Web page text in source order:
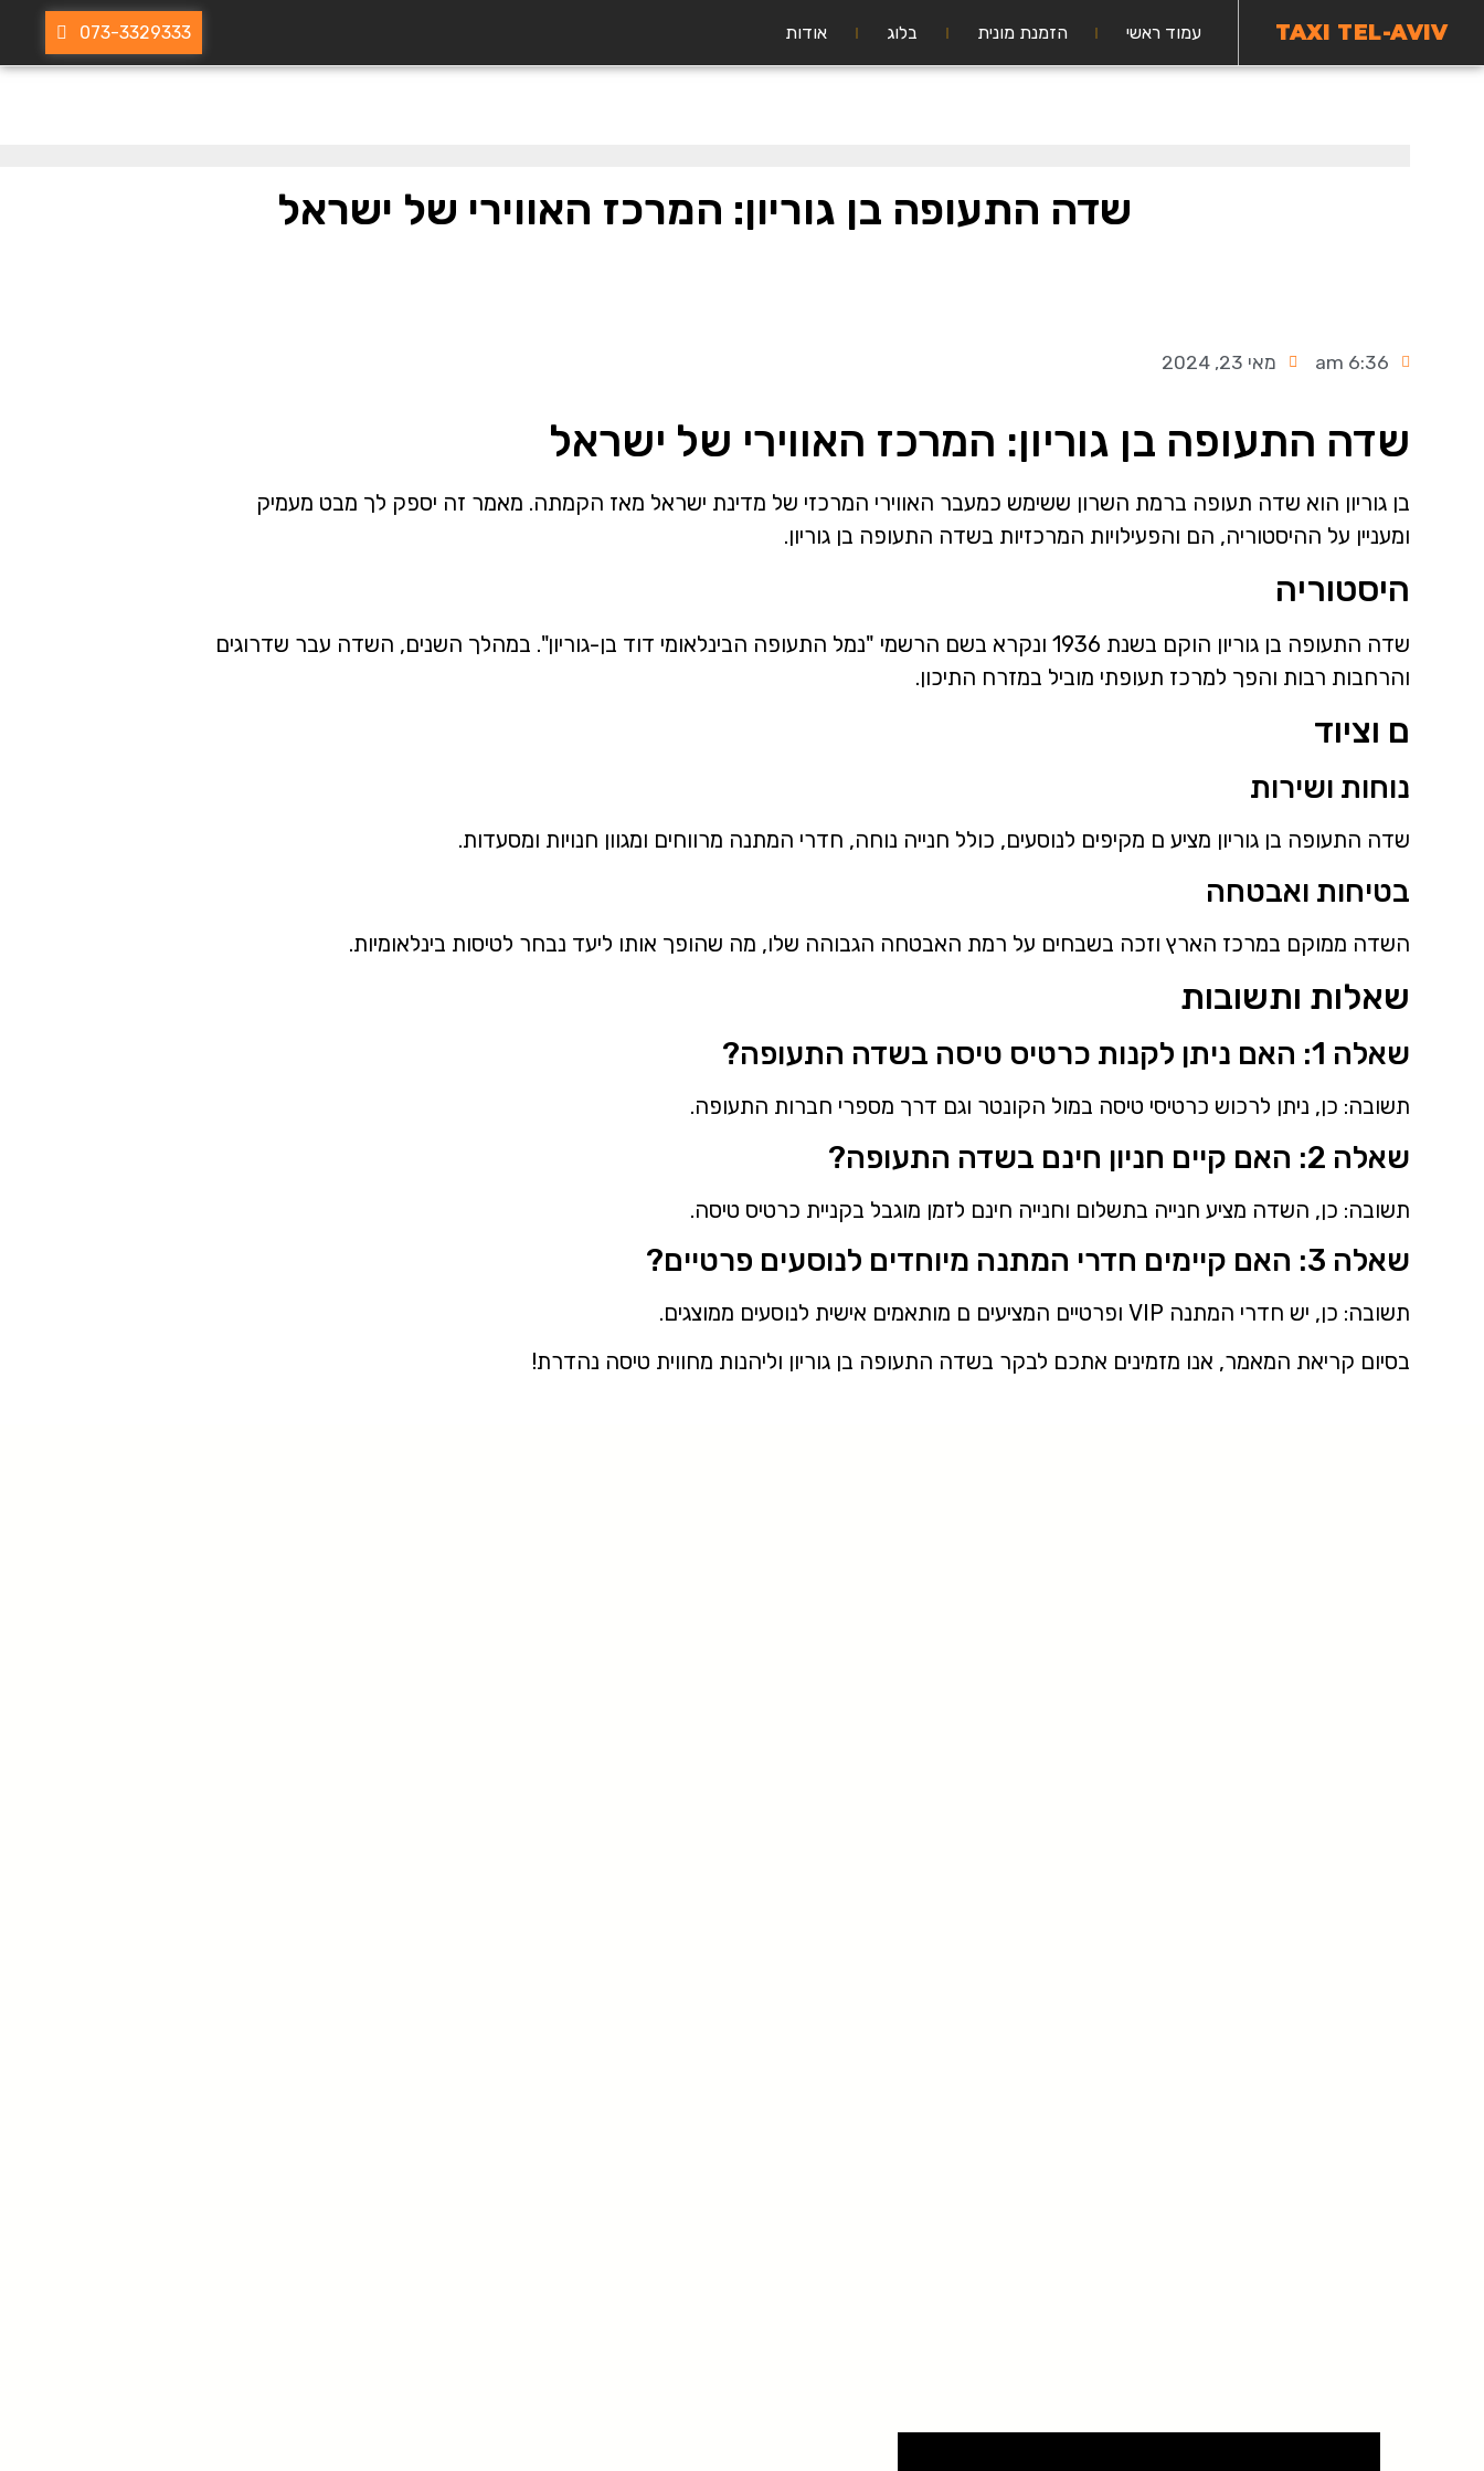
TAXI TEL-AVIV עמוד ראשי הזמנת מונית בלוג אודות 073-3329333
שדה התעופה בן גוריון: המרכז האווירי של ישראל
6:36 am מאי 23, 2024
שדה התעופה בן גוריון: המרכז האווירי של ישראל
בן גוריון הוא שדה תעופה ברמת השרון ששימש כמעבר האווירי המרכזי של מדינת ישראל מאז הקמתה. מאמר זה יספק לך מבט מעמיק
ומעניין על ההיסטוריה, הם והפעילויות המרכזיות בשדה התעופה בן גוריון.
היסטוריה
שדה התעופה בן גוריון הוקם בשנת 1936 ונקרא בשם הרשמי "נמל התעופה הבינלאומי דוד בן-גוריון". במהלך השנים, השדה עבר שדרוגים
והרחבות רבות והפך למרכז תעופתי מוביל במזרח התיכון.
ם וציוד
נוחות ושירות
שדה התעופה בן גוריון מציע ם מקיפים לנוסעים, כולל חנייה נוחה, חדרי המתנה מרווחים ומגוון חנויות ומסעדות.
בטיחות ואבטחה
השדה ממוקם במרכז הארץ וזכה בשבחים על רמת האבטחה הגבוהה שלו, מה שהופך אותו ליעד נבחר לטיסות בינלאומיות.
שאלות ותשובות
שאלה 1: האם ניתן לקנות כרטיס טיסה בשדה התעופה?
תשובה: כן, ניתן לרכוש כרטיסי טיסה במול הקונטר וגם דרך מספרי חברות התעופה.
שאלה 2: האם קיים חניון חינם בשדה התעופה?
תשובה: כן, השדה מציע חנייה בתשלום וחנייה חינם לזמן מוגבל בקניית כרטיס טיסה.
שאלה 3: האם קיימים חדרי המתנה מיוחדים לנוסעים פרטיים?
תשובה: כן, יש חדרי המתנה VIP ופרטיים המציעים ם מותאמים אישית לנוסעים ממוצגים.
בסיום קריאת המאמר, אנו מזמינים אתכם לבקר בשדה התעופה בן גוריון וליהנות מחווית טיסה נהדרת!